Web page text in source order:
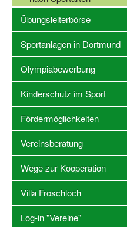
Stellenangebote SSB
Vereine
Vereinssuche
Übungsleiterbörse
Sportanlagen in
Olympiabewerbung
Kinderschutz im Sport
Fördermöglichkeiten
Übungsleiterbörse
Sportanlagen in Dortmund
Olympiabewerbung
Kinderschutz im Sport
Fördermöglichkeiten
Vereinsberatung
Wege zur Kooperation
Villa Froschloch
Log-in "Vereine"